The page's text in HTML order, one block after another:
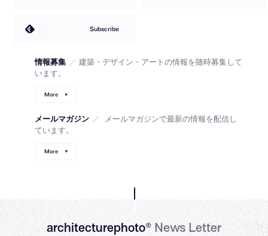
Subscribe
情報募集 ／ 建築・デザイン・アートの情報を随時募集して
います。
More
メールマガジン ／
メールマガジンで最新の情報を配信し
ています。
More
architecturephoto®News Letter